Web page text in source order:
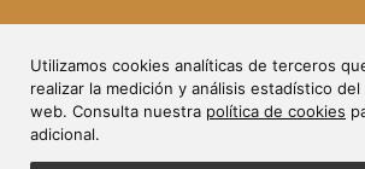
Utilizamos cookies analíticas de terceros
realizar la medición y análisis estadístico
web. Consulta nuestra política de cookies
adicional.
28814 Daganzo, Madrid
Tlf. 91 884 52 59
Fax. 91 884 52 92